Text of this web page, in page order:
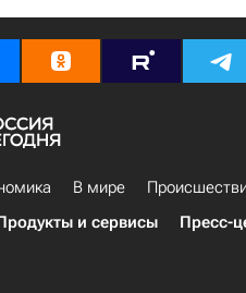
В мире
и сервисы Пресс-